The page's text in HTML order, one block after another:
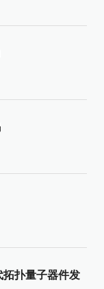
扑量子器件发